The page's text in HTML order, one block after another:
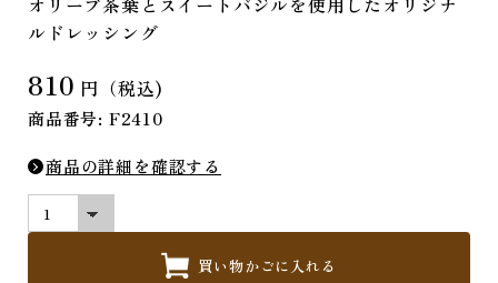
ルドレッシング
810 円（税込)
商品番号: F2410
商品の詳細を確認する
買い物かごに入れる